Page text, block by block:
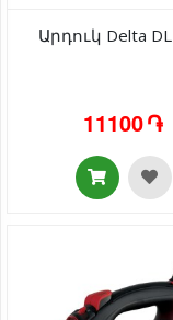
Արդուկ Delta
11100 ֏